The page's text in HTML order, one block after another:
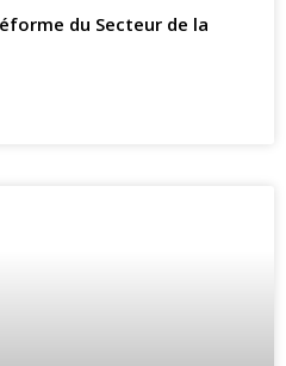
du Secteur de la